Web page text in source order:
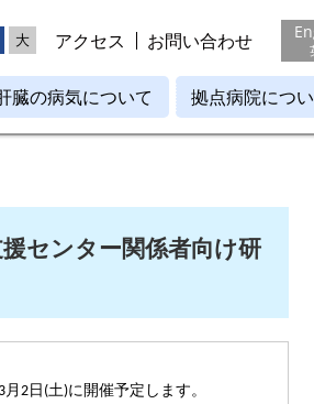
大 アクセス お問い合わせ
臓の病気について 拠点病院につ
センター関係者向け研
2日(土)に開催予定します。